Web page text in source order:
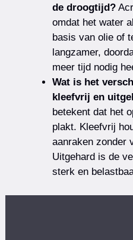
de droogtijd?
omdat het water
basis van olie of
langzamer,
meer tijd nodig
Wat is het
kleefvrij en
betekent dat het
plakt. Kleefvrij
aanraken zonder
Uitgehard is de
sterk en